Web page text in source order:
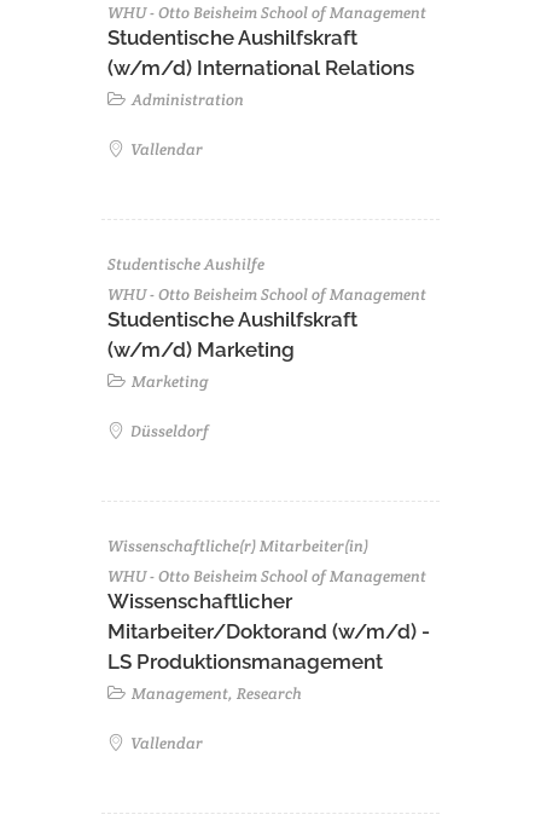
WHU - Otto Beisheim School of Management
Studentische Aushilfskraft
(w/m/d) International Relations
Administration
Vallendar
Studentische Aushilfe
WHU - Otto Beisheim School of Management
Studentische Aushilfskraft
(w/m/d) Marketing
Marketing
Düsseldorf
Wissenschaftliche(r) Mitarbeiter(in)
WHU - Otto Beisheim School of Management
Wissenschaftlicher
Mitarbeiter/Doktorand (w/m/d) -
LS Produktionsmanagement
Management, Research
Vallendar